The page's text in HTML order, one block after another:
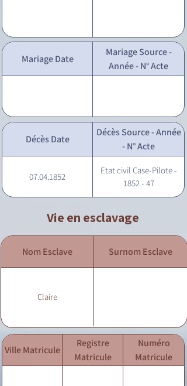
Mariage Date
Mariage Source -
Année - N° Acte
Décès Date
Décès Source - Année
- N° Acte
07.04.1852
Etat civil Case-Pilote -
1852 - 47
Vie en esclavage
Nom Esclave Surnom Esclave
Claire
Ville Matricule
Registre
Matricule
Numéro
Matricule